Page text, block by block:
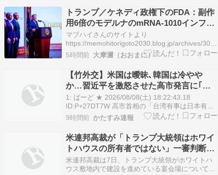
策として“韓日定期戦”の復活を提案・・・」
→「これはマジで良いと思う」「今すぐやったら
ガチでボコら…
トランプ／ケネディ政権下のFDA：副作
用6倍のモデルナのmRNA-1010インフル
エンザワクチン「mFLUSIVA」を承認
マブハイさんのサイトより
https://memohitorigoto2030.blog.jp/archives/
＜転載開始＞トランプ／ケネディ政権下のFDA、
絶対的利益が1％未満で重篤な副作用が6倍多いモ
デルナ社のmRNA-1010インフルエンザワクチ
ン…
5時間前 大摩邇（おおまに）
【竹外交】米国は曖昧､韓国は冷やや
か…習近平を激怒させた高市発言に｢無
言の支持｣を示した国の大胆な手法
1: ばーど ★ 2026/08/08(土) 18:22:43.18
ID:P+27DT7W 高市首相の「台湾有事は日本有
事」発言に、周辺国はどう反応したのか。『ベト
ナムにはなぜパンダがいないのか』を書いた川島
博之さんは「アメリカや韓国が静観していたのと
同じく、ベトナム政府も表向…
9時間前 かたすみ速報
米連邦高裁が「トランプ大統領はホワイ
トハウスの所有者ではない」一審判断を
支持し、ホワイトハウス敷地内での宴会
場建設工事の差し止め命令
米連邦高裁は7日、トランプ大統領がホワイトハ
ウス敷地内で建設を進めている宴会場について、